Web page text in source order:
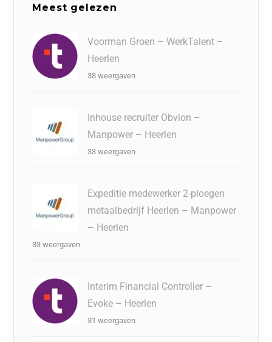
Meest gelezen
Voorman Groen – WerkTalent –
Heerlen
38 weergaven
Inhouse recruiter Obvion –
Manpower – Heerlen
33 weergaven
Expeditie medewerker 2-ploegen
metaalbedrijf Heerlen – Manpower
– Heerlen
33 weergaven
Interim Financial Controller –
Evoke – Heerlen
31 weergaven